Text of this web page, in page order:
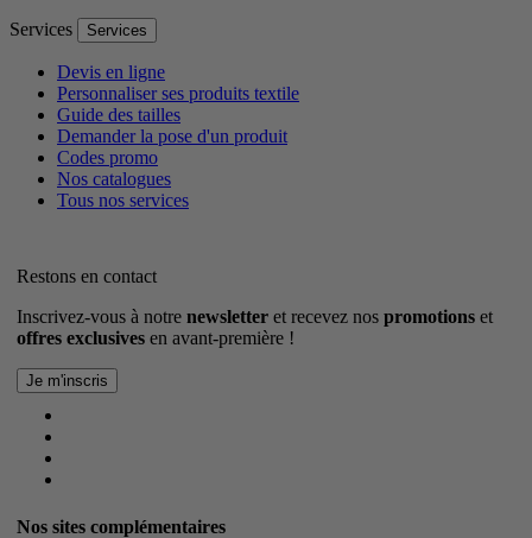
Services Services
Devis en ligne
Personnaliser ses produits textile
Guide des tailles
Demander la pose d'un produit
Codes promo
Nos catalogues
Tous nos services
Restons en contact
Inscrivez-vous à notre newsletter et recevez nos promotions et
offres exclusives en avant-première !
Nos sites complémentaires